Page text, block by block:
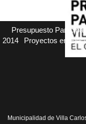
Presupuesto
2014
Proyectos en
Municipalidad de Villa